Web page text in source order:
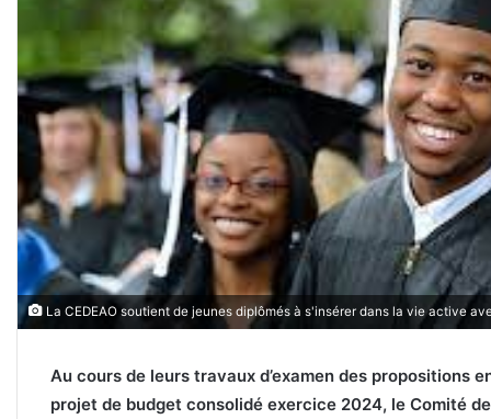
La CEDEAO soutient de jeunes diplômés à s'insérer dans la vie active
Au cours de leurs travaux d’examen des propositions
projet de budget consolidé exercice 2024, le Comité